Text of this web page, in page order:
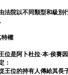
法院以不同類型和級別
特權
位是阿卜杜拉·本·侯賽
：
王位的持有人傳給其長